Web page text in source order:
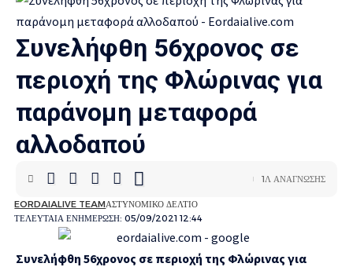
Συνελήφθη 56χρονος σε
περιοχή της Φλώρινας για
παράνομη μεταφορά
αλλοδαπού
ΤΕΛΕΥΤΑΊΑ ΕΝΗΜΈΡΩΣΗ: 05/09/2021 12:44
EORDAIALIVE TEAMΑΣΤΥΝΟΜΙΚΌ ΔΕΛΤΊΟ
1Λ ΑΝΆΓΝΩΣΗΣ
Συνελήφθη 56χρονος σε περιοχή της Φλώρινας για